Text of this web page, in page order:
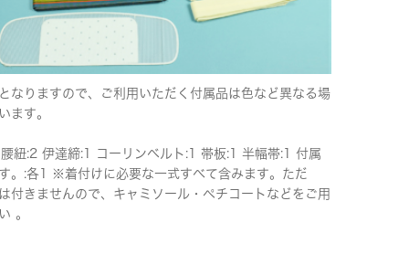
なりますので、ご利用いただく付属品は色など異なる場
ます。
紐:2 伊達締:1 コーリンベルト:1 帯板:1 半幅帯:1 付属
。:各1 ※着付けに必要な一式すべて含みます。ただ
付きませんので、キャミソール・ペチコートなどをご用
。